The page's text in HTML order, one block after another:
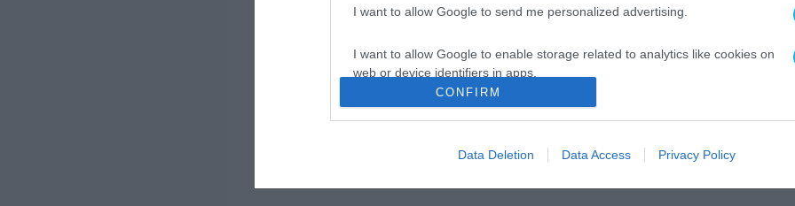
I want to allow Google to send me personalized advertising.
I want to allow Google to enable storage related to analytics like cookies on
web or device identifiers in apps.
I want to allow Google to enable storage related to functionality of the website
I want to allow Google to enable storage related to personalization.
CONFIRM
Data Deletion Data Access Privacy Policy